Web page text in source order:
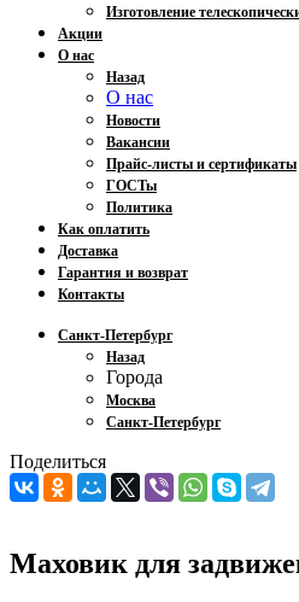
Изготовление
Акции
О нас
Назад
О нас
Новости
Вакансии
Прайс-листы и сертификаты
ГОСТы
Политика
Как оплатить
Доставка
Гарантия и возврат
Контакты
Санкт-Петербург
Назад
Города
Москва
Санкт-Петербург
Поделиться
Маховик для